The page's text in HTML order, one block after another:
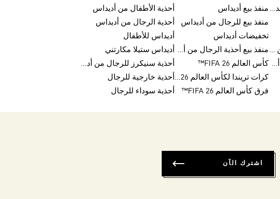
بدلة رياضية للرجال من أديداس منفذ بيع أديداس
أحذية الأطفال من أديداس
منفذ بيع للرجال من أديداس
أحذية الرجال من أديداس
تخفيضات أديداس
أديداس للأطفال
ملابس رياضية للأطفال من أديداس منفذ بيع أحذية الرجال من أديداس
أديداس ستيلا مكارتني
مضارب وأحذية البادل من أديداس كأس العالم FIFA 26™
أحذية سنيكرز للرجال من أديداس
كرات تريندا لكأس العالم FIFA 26™ أحذية خارجية للرجال
فرق كأس العالم FIFA 26™ أحذية سوداء للرجال
اشترك الآن